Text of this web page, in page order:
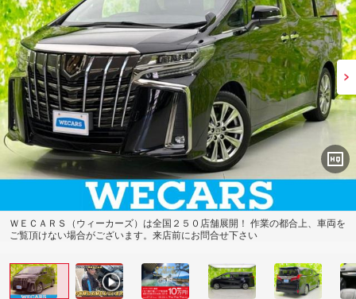
ＷＥＣＡＲＳ（ウィーカーズ）は全国２５０店舗展開！ 作業の都合上、車両を
ご覧頂けない場合がございます。来店前にお問合せ下さい